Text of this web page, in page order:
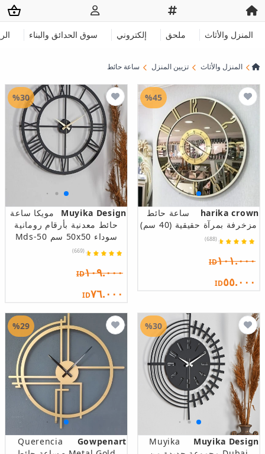
المنزل والأثاث ملحق إلكتروني سوق الحدائق والبناء
المنزل والأثاث تزيين المنزل ساعة حائط
harika crown
ساعة حائط
مزخرفة بمرآة حقيقية (40 سم)
(688)
ID١٠١.٠٠٠
ID٥٥.٠٠٠
%45
Muyika Design
مويكا ساعة
حائط معدنية بأرقام رومانية
سوداء 50x50 سم Mds-50
(669)
ID١٠٩.٠٠٠
ID٧٦.٠٠٠
%30
Muyika Design
Muyika
%30
Gowpenart
Querencia
%29